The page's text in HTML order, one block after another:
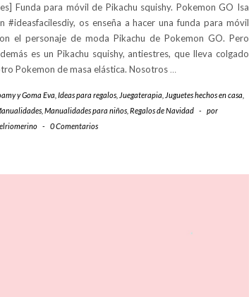
Funda para móvil de Pikachu squishy. Pokemon GO Isa
#ideasfacilesdiy, os enseña a hacer una funda para móvil
el personaje de moda Pikachu de Pokemon GO. Pero
es un Pikachu squishy, antiestres, que lleva colgado
Pokemon de masa elástica. Nosotros …
y Goma Eva Ideas para regalos Juegaterapia Juguetes hechos en casa
Manualidades para niños Regalos de Navidad -
por
- 0 Comentarios